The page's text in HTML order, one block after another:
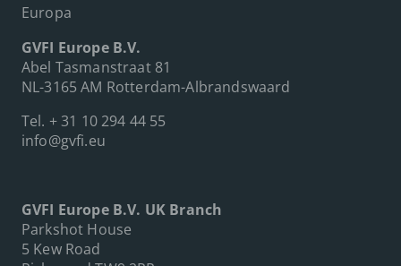
Europa
GVFI Europe B.V.
Abel Tasmanstraat 81
NL-3165 AM Rotterdam-Albrandswaard
Tel. + 31 10 294 44 55
info@gvfi.eu
GVFI Europe B.V. UK Branch
Parkshot House
5 Kew Road